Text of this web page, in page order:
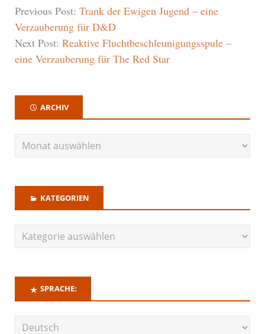
Previous Post: Trank der Ewigen Jugend – eine
Verzauberung für D&D
Next Post: Reaktive Fluchtbeschleunigungsspule –
eine Verzauberung für The Red Star
ARCHIV
KATEGORIEN
SPRACHE: